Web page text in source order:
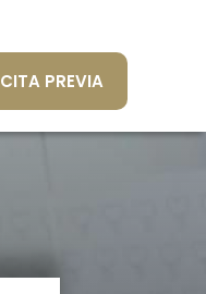
CITA PREVIA